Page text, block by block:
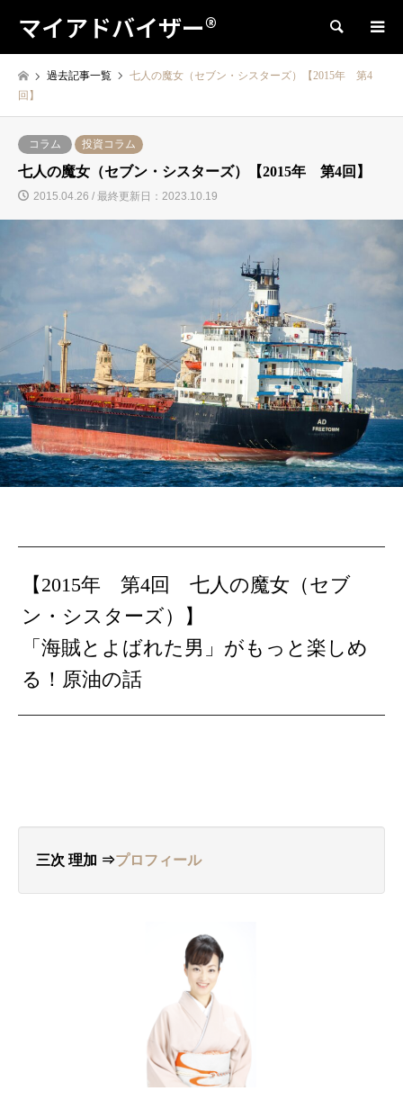
マイアドバイザー® 検索
過去記事一覧
七人の魔女（セブン・シスターズ）【2015年 第4
回】
コラム 投資コラム
七人の魔女（セブン・シスターズ）【2015年 第4回】
2015.04.26 / 最終更新日：2023.10.19
【2015年 第4回 七人の魔女（セブ
ン・シスターズ）】
「海賊とよばれた男」がもっと楽しめ
る！原油の話
三次 理加 ⇒プロフィール